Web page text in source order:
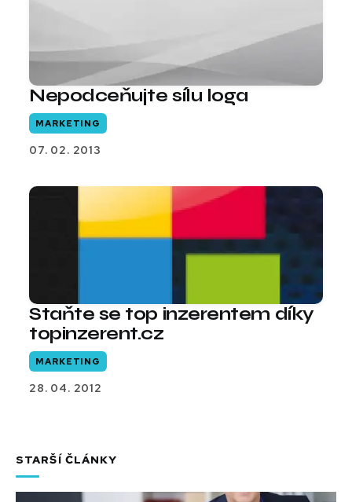
Nepodceňujte sílu loga
MARKETING
07. 02. 2013
Staňte se top inzerentem díky
topinzerent.cz
MARKETING
28. 04. 2012
STARŠÍ ČLÁNKY